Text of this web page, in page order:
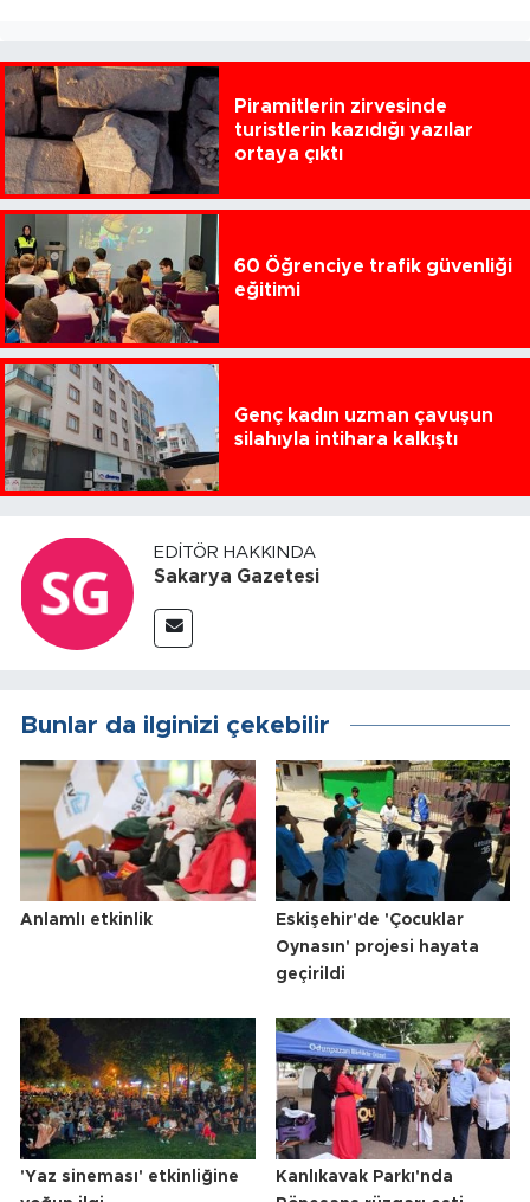
Piramitlerin zirvesinde
turistlerin kazıdığı yazılar
ortaya çıktı
60 Öğrenciye trafik güvenliği
eğitimi
Genç kadın uzman çavuşun
silahıyla intihara kalkıştı
EDITÖR HAKKINDA
Sakarya Gazetesi
Bunlar da ilginizi çekebilir
Anlamlı etkinlik
Eskişehir'de 'Çocuklar
Oynasın' projesi hayata
geçirildi
'Yaz sineması' etkinliğine
Kanlıkavak Parkı'nda